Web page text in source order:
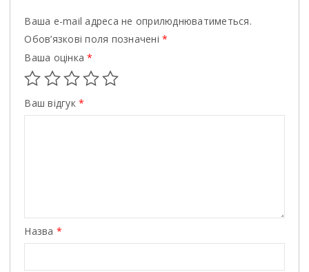
Ваша e-mail адреса не оприлюднюватиметься.
Обов’язкові поля позначені*
Ваша оцінка*
Ваш відгук*
Назва *